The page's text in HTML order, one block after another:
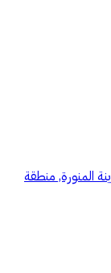
المنورة, منطقة